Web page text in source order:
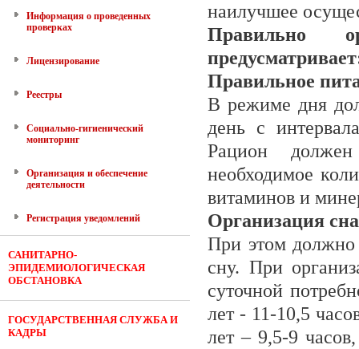
Информация о проведенных
проверках
Лицензирование
Реестры
Социально-гигиенический
мониторинг
Организация и обеспечение
деятельности
Регистрация уведомлений
САНИТАРНО-
ЭПИДЕМИОЛОГИЧЕСКАЯ
ОБСТАНОВКА
ГОСУДАРСТВЕННАЯ СЛУЖБА И
КАДРЫ
наилучшее
Правильно
Правильное
В режиме дня
день с
Рацион
необходимое
витаминов и
Организация сна
При этом должно
сну. При
суточной
лет - 11-10,5
лет – 9,5-9